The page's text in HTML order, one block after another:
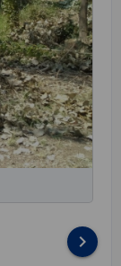
keyboard_arrow_right